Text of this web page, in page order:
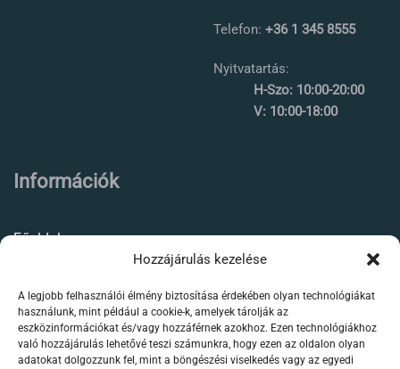
Hozzájárulás kezelése
A legjobb felhasználói élmény biztosítása érdekében olyan technológiákat
használunk, mint például a cookie-k, amelyek tárolják az
eszközinformációkat és/vagy hozzáférnek azokhoz. Ezen technológiákhoz
való hozzájárulás lehetővé teszi számunkra, hogy ezen az oldalon olyan
adatokat dolgozzunk fel, mint a böngészési viselkedés vagy az egyedi
Telefon: +36 1 345 8555
Nyitvatartás:
H-Szo: 10:00-20:00
V: 10:00-18:00
Információk
Főoldal
Élőállat kereskedés
Forgalmazott termékeink